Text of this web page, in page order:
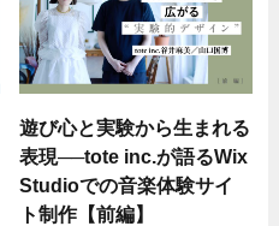
遊び心と実験から生まれる
表現──tote inc.が語るWix
Studioでの音楽体験サイ
ト制作【前編】